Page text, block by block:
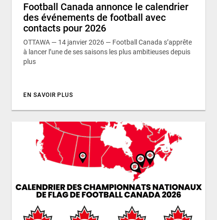
Football Canada annonce le calendrier
des événements de football avec
contacts pour 2026
OTTAWA — 14 janvier 2026 — Football Canada s’apprête
à lancer l’une de ses saisons les plus ambitieuses depuis
plus
EN SAVOIR PLUS